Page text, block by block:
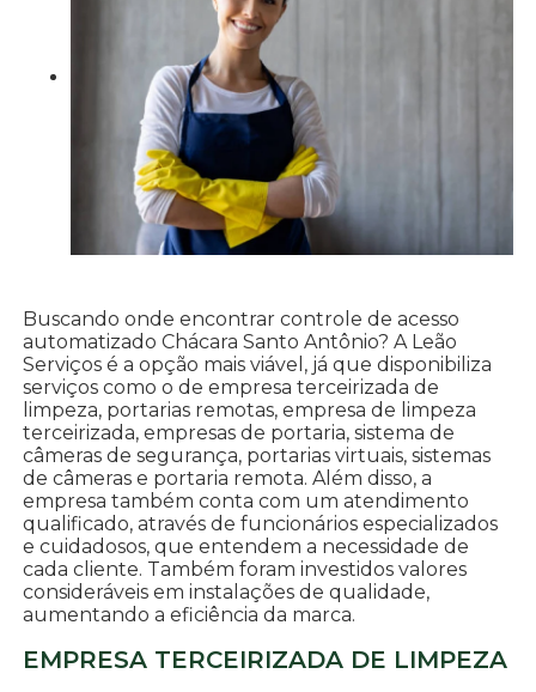
Buscando onde encontrar controle de acesso
automatizado Chácara Santo Antônio? A Leão
Serviços é a opção mais viável, já que disponibiliza
serviços como o de empresa terceirizada de
limpeza, portarias remotas, empresa de limpeza
terceirizada, empresas de portaria, sistema de
câmeras de segurança, portarias virtuais, sistemas
de câmeras e portaria remota. Além disso, a
empresa também conta com um atendimento
qualificado, através de funcionários especializados
e cuidadosos, que entendem a necessidade de
cada cliente. Também foram investidos valores
consideráveis em instalações de qualidade,
aumentando a eficiência da marca.
EMPRESA TERCEIRIZADA DE LIMPEZA